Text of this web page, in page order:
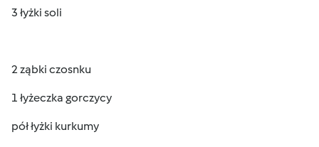
3 łyżki soli
2 ząbki czosnku
1 łyżeczka gorczycy
pół łyżki kurkumy